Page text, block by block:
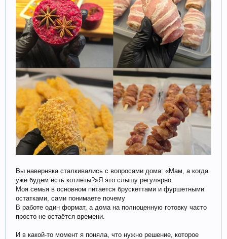
Вы наверняка сталкивались с вопросами дома: «Мам, а когда
уже будем есть котлеты?»Я это слышу регулярно
Моя семья в основном питается брускеттами и фуршетными
остатками, сами понимаете почему
В работе один формат, а дома на полноценную готовку часто
просто не остаётся времени.
И в какой-то момент я поняла, что нужно решение, которое